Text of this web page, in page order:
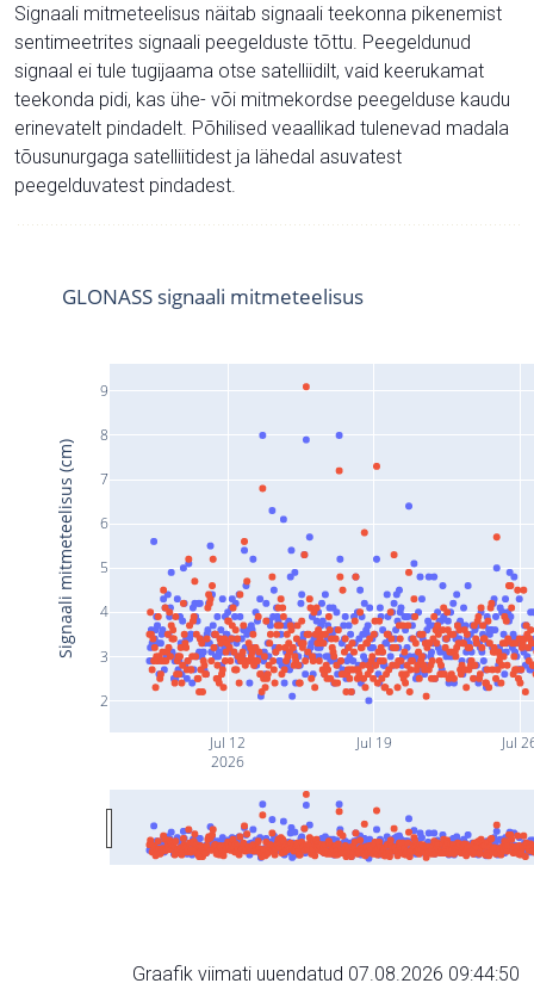
Signaali mitmeteelisus näitab signaali teekonna pikenemist
sentimeetrites signaali peegelduste tõttu. Peegeldunud
signaal ei tule tugijaama otse satelliidilt, vaid keerukamat
teekonda pidi, kas ühe- või mitmekordse peegelduse kaudu
erinevatelt pindadelt. Põhilised veaallikad tulenevad madala
tõusunurgaga satelliitidest ja lähedal asuvatest
peegelduvatest pindadest.
Jul 12
2026
Jul 19 Jul
2
3
4
5
6
7
8
9
GLONASS signaali mitmeteelisus
Signaali mitmeteelisus (cm)
Graafik viimati uuendatud 07.08.2026 09:44:50